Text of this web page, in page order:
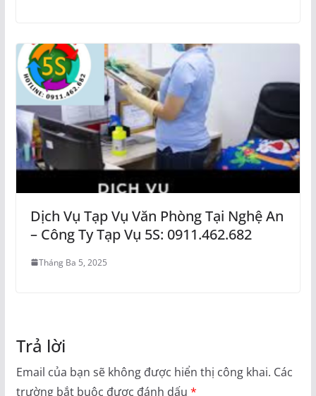
Dịch Vụ Tạp Vụ Văn Phòng Tại Nghệ An
– Công Ty Tạp Vụ 5S: 0911.462.682
Tháng Ba 5, 2025
Trả lời
Email của bạn sẽ không được hiển thị công khai. Các
trường bắt buộc được đánh dấu *